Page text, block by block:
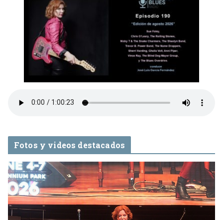
Fotos y videos destacados